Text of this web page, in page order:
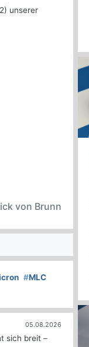
unserer
von Brunn
#MLC
05.08.2026
sich breit –